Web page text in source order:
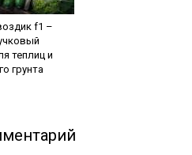
f1 –
теплиц и
грунта